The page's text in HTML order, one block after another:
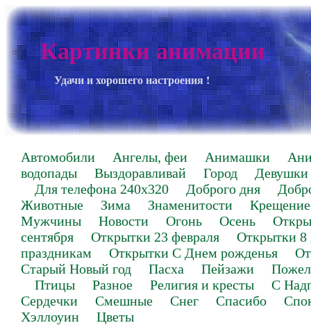
Картинки анимации
Удачи и хорошего настроения !
Автомобили Ангелы, феи Анимашки
водопады
Выздоравливай Город
Девушки
Для телефона 240х320
Доброго дня
Животные
Зима Знаменитости
Крещение
Мужчины
Новости Огонь Осень
сентября
Открытки 23 февраля
Открытки 8
праздникам
Открытки С Днем рожденья
Старый Новый год
Пасха Пейзажи
Птицы
Разное Религия и кресты
С
Сердечки
Смешные Снег Спасибо
Хэллоуин
Цветы